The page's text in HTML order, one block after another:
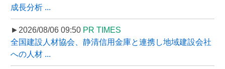
成長分析 ...
►2026/08/06 09:50 PR TIMES
全国建設人材協会、静清信用金庫と連携し地域建設会社
への人材 ...